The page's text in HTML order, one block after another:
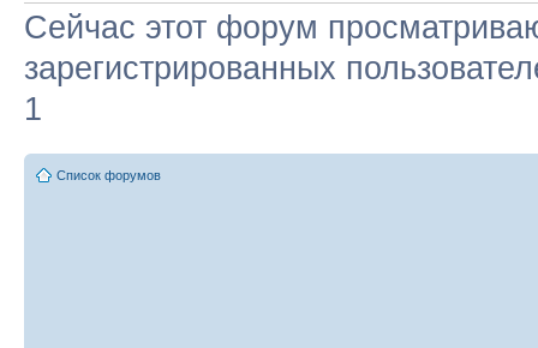
Сейчас этот форум
зарегистрированных
1
Список форумов